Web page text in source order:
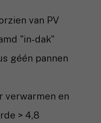
van PV
"in-dak"
géén pannen
verwarmen en
> 4,8